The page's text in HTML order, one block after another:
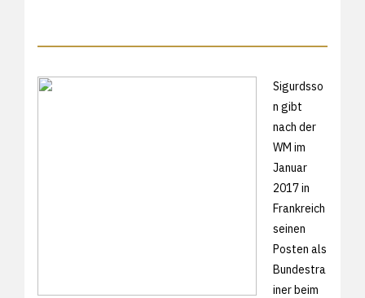
Sigurdsso
n gibt
nach der
WM im
Januar
2017 in
Frankreich
seinen
Posten als
Bundestra
iner beim